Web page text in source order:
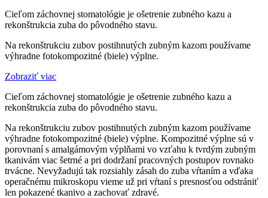
Cieľom záchovnej stomatológie je ošetrenie zubného kazu a
rekonštrukcia zuba do pôvodného stavu.
Na rekonštrukciu zubov postihnutých zubným kazom používame
výhradne fotokompozitné (biele) výplne.
Zobraziť viac
Cieľom záchovnej stomatológie je ošetrenie zubného kazu a
rekonštrukcia zuba do pôvodného stavu.
Na rekonštrukciu zubov postihnutých zubným kazom používame
výhradne fotokompozitné (biele) výplne. Kompozitné výplne sú v
porovnaní s amalgámovým výplňami vo vzťahu k tvrdým zubným
tkanivám viac šetrné a pri dodržaní pracovných postupov rovnako
trvácne. Nevyžadujú tak rozsiahly zásah do zuba vŕtaním a vďaka
operačnému mikroskopu vieme už pri vŕtaní s presnosťou odstrániť
len pokazené tkanivo a zachovať zdravé.